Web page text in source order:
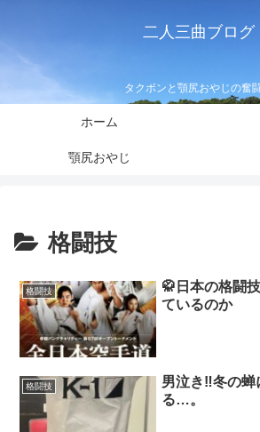
二人三曲ブログ
タクボンと顎尻おやじの奮
ホーム
顎尻おやじ
格闘技
格闘技
🥋日本の格闘
ているのか
格闘技
男泣き‼️冬の蝉
る…。